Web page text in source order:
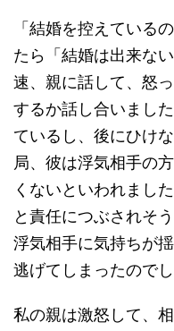
「結婚を控えている
たら「結婚は出来な
速、親に話して、怒
するか話し合いまし
ているし、後にひけ
局、彼は浮気相手の
くないといわれまし
と責任につぶされそ
浮気相手に気持ちが
逃げてしまったのでし
私の親は激怒して、